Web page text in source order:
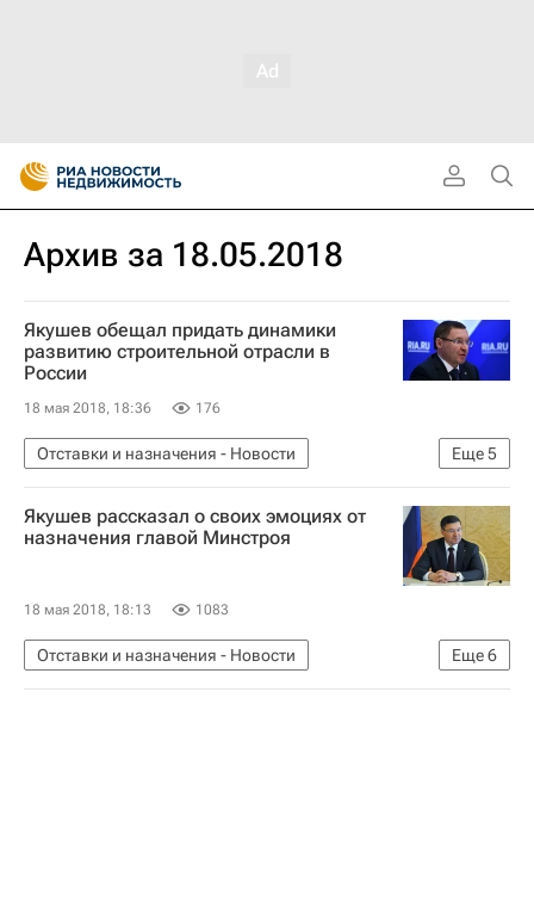
Архив за 18.05.2018
Якушев обещал придать динамики
развитию строительной отрасли в
России
18 мая 2018, 18:36 176
Еще5
Отставки и назначения - Новости
Новости - Недвижимость
Строительство
Назначения
Министерство строительства и жилищно-коммунального хозяйства РФ (Минстрой России)
Россия
Якушев рассказал о своих эмоциях от
назначения главой Минстроя
18 мая 2018, 18:13 1083
Еще6
Отставки и назначения - Новости
Новости - Недвижимость